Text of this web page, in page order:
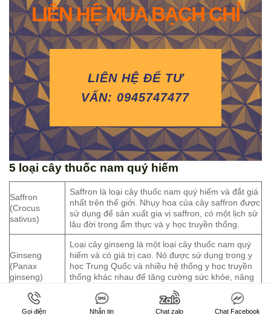
LIÊN HỆ MUA BẠCH CHỈ
LIÊN HỆ ĐỂ TƯ
VẤN: 0945747477
5 loại cây thuốc nam quý hiếm
Saffron
(Crocus
sativus)
Saffron là loại cây thuốc nam quý hiếm và đắt giá
nhất trên thế giới. Nhụy hoa của cây saffron được
sử dụng để sản xuất gia vị saffron, có một lịch sử
lâu đời trong ẩm thực và y học truyền thống.
Ginseng
(Panax
ginseng)
Loại cây ginseng là một loại cây thuốc nam quý
hiếm và có giá trị cao. Nó được sử dụng trong y
học Trung Quốc và nhiều hệ thống y học truyền
thống khác nhau để tăng cường sức khỏe, nâng
Dendrobium
Dendrobium là một loại cây thuốc nam quý hiếm
Gọi điện Nhắn tin Chat zalo Chat Facebook